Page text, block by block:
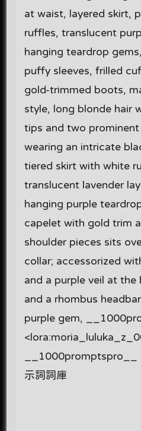
at waist, layered skirt,
ruffles, translucent
hanging teardrop
puffy sleeves, frilled
gold-trimmed boots,
style, long blonde hair
tips and two
wearing an intricate
tiered skirt with white
translucent lavender
hanging purple
capelet with gold trim
shoulder pieces sits
collar; accessorized
and a purple veil at the
and a rhombus
purple gem,
__1000promptspro__
示詞詞庫